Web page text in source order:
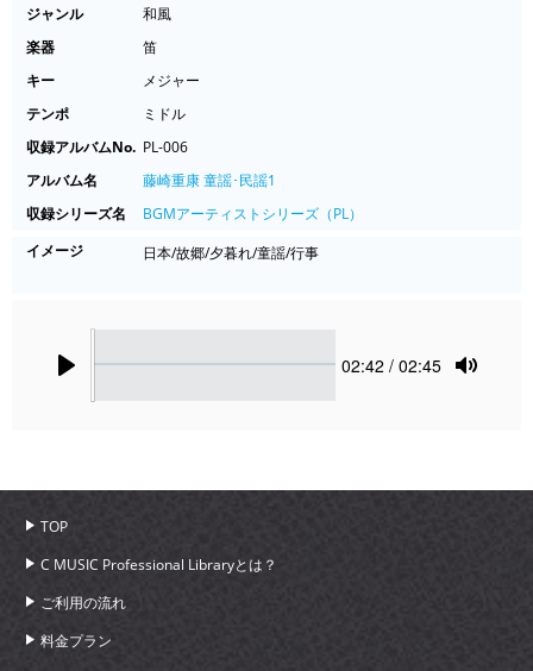
ジャンル
和風
楽器
笛
キー
メジャー
テンポ
ミドル
収録アルバムNo. PL-006
アルバム名
藤崎重康 童謡･民謡1
収録シリーズ名
BGMアーティストシリーズ（PL）
イメージ
日本/故郷/夕暮れ/童謡/行事
Current
02:42 / 02:45
TOP
C MUSIC Professional Libraryとは？
ご利用の流れ
料金プラン